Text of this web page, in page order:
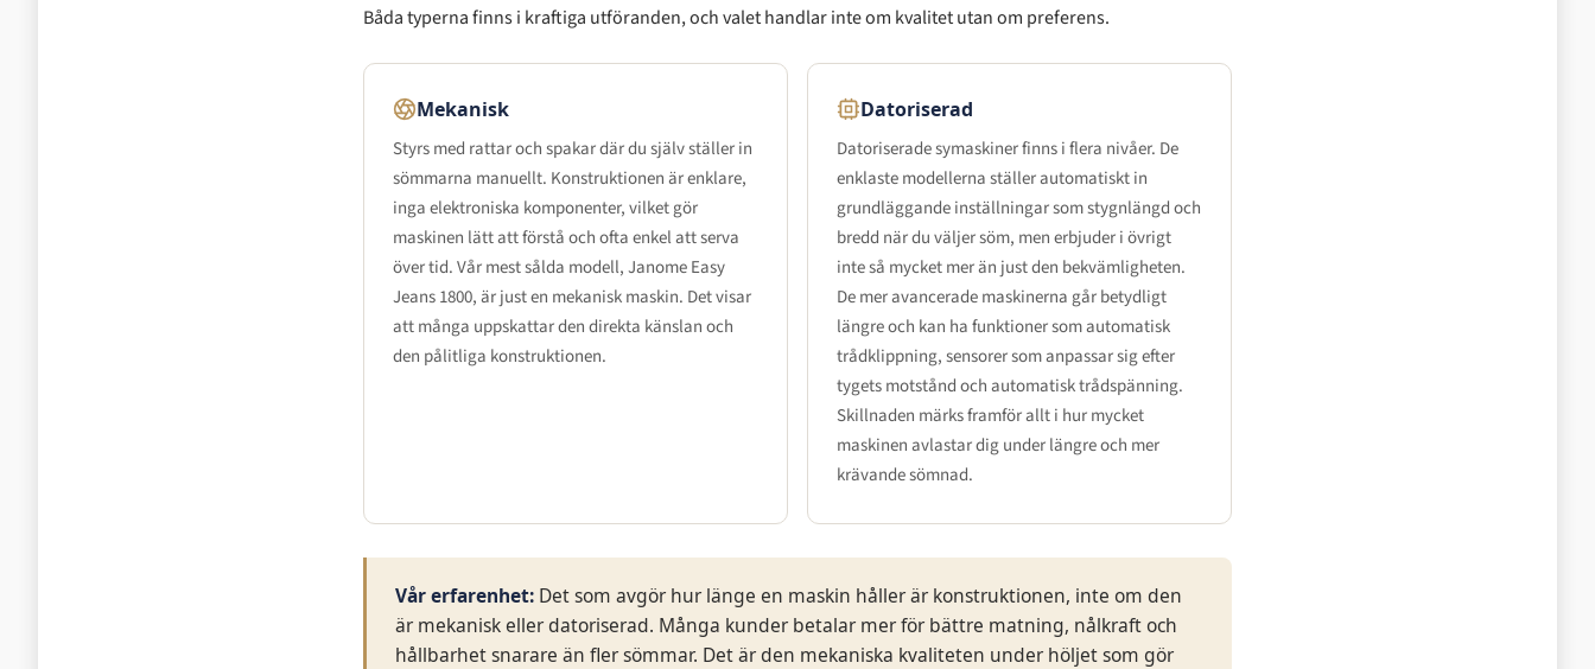
Båda typerna finns i kraftiga utföranden, och valet handlar inte om kvalitet utan om preferens.
Mekanisk
Styrs med rattar och spakar där du själv ställer in
sömmarna manuellt. Konstruktionen är enklare,
inga elektroniska komponenter, vilket gör
maskinen lätt att förstå och ofta enkel att serva
över tid. Vår mest sålda modell, Janome Easy
Jeans 1800, är just en mekanisk maskin. Det visar
att många uppskattar den direkta känslan och
den pålitliga konstruktionen.
Datoriserad
Datoriserade symaskiner finns i flera nivåer. De
enklaste modellerna ställer automatiskt in
grundläggande inställningar som stygnlängd och
bredd när du väljer söm, men erbjuder i övrigt
inte så mycket mer än just den bekvämligheten.
De mer avancerade maskinerna går betydligt
längre och kan ha funktioner som automatisk
trådklippning, sensorer som anpassar sig efter
tygets motstånd och automatisk trådspänning.
Skillnaden märks framför allt i hur mycket
maskinen avlastar dig under längre och mer
krävande sömnad.
Vår erfarenhet: Det som avgör hur länge en maskin håller är konstruktionen, inte om den
är mekanisk eller datoriserad. Många kunder betalar mer för bättre matning, nålkraft och
hållbarhet snarare än fler sömmar. Det är den mekaniska kvaliteten under höljet som gör